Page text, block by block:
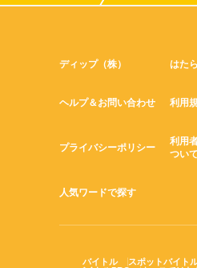
ディップ（株） はた
ヘルプ＆お問い合わせ 利用
プライバシーポリシー
利用
ついて
人気ワードで探す
バイトル スポットバイト